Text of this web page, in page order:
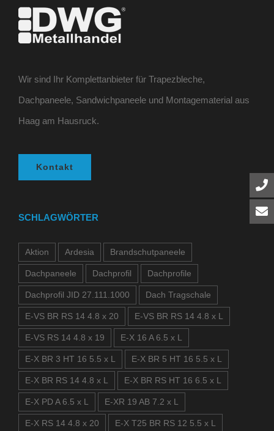
Wir sind Ihr Komplettanbieter für Trapezbleche,
Dachpaneele, Sandwichpaneele und Montagematerial aus
Haag am Hausruck.
Kontakt
SCHLAGWÖRTER
Aktion Ardesia Brandschutpaneele
Dachpaneele Dachprofil Dachprofile
Dachprofil JID 27.111.1000 Dach Tragschale
E-VS BR RS 14 4.8 x 20 E-VS BR RS 14 4.8 x L
E-VS RS 14 4.8 x 19 E-X 16 A 6.5 x L
E-X BR 3 HT 16 5.5 x L E-X BR 5 HT 16 5.5 x L
E-X BR RS 14 4.8 x L E-X BR RS HT 16 6.5 x L
E-X PD A 6.5 x L E-XR 19 AB 7.2 x L
E-X RS 14 4.8 x 20 E-X T25 BR RS 12 5.5 x L